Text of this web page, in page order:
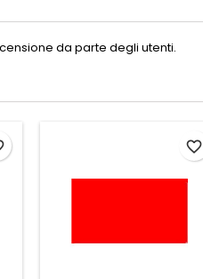
da parte degli utenti.
favorite_border